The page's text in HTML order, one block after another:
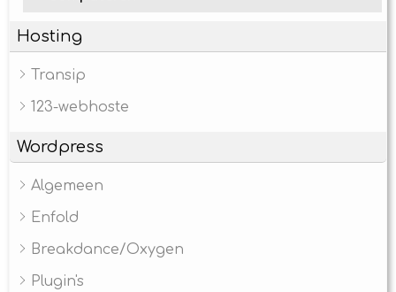
Hosting
Transip
123-webhoste
Wordpress
Algemeen
Enfold
Breakdance/Oxygen
Plugin's